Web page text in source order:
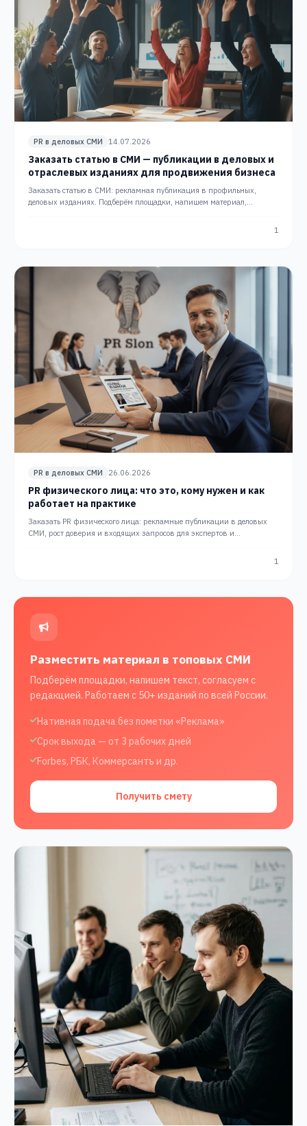
PR в деловых СМИ 14.07.2026
Заказать статью в СМИ — публикации в деловых и
отраслевых изданиях для продвижения бизнеса
Заказать статью в СМИ: рекламная публикация в профильных,
деловых изданиях. Подберём площадки, напишем материал,
1
PR в деловых СМИ 26.06.2026
PR физического лица: что это, кому нужен и как
работает на практике
Заказать PR физического лица: рекламные публикации в деловых
СМИ, рост доверия и входящих запросов для экспертов и
1
Разместить материал в топовых СМИ
Подберём площадки, напишем текст, согласуем с
редакцией. Работаем с 50+ изданий по всей России.
Нативная подача без пометки «Реклама»
Срок выхода — от 3 рабочих дней
Forbes, РБК, Коммерсантъ и др.
Получить смету